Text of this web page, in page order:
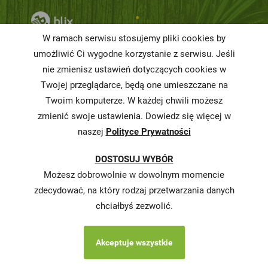
żywności
Informacja o
realizowanej
strategii
podatkowej
Karty
Butelkomaty
W ramach serwisu stosujemy pliki cookies by
umożliwić Ci wygodne korzystanie z serwisu. Jeśli
nie zmienisz ustawień dotyczących cookies w
Twojej przeglądarce, będą one umieszczane na
Twoim komputerze. W każdej chwili możesz
zmienić swoje ustawienia. Dowiedz się więcej w
naszej Polityce Prywatności
DOSTOSUJ WYBÓR
Możesz dobrowolnie w dowolnym momencie
zdecydować, na który rodzaj przetwarzania danych
chciałbyś zezwolić.
Akceptuje wszystkie